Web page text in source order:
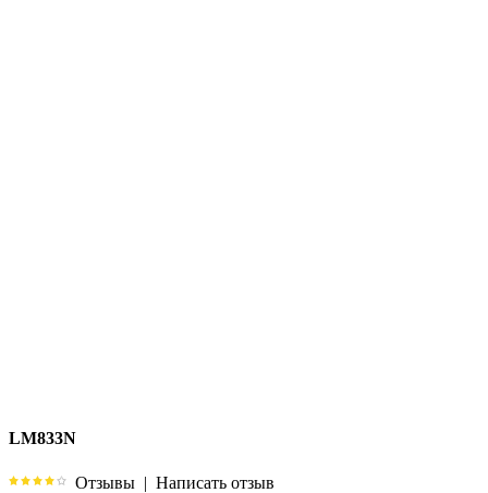
LM833N
Отзывы | Написать отзыв